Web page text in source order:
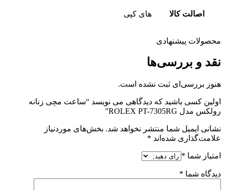
اصالت کالا های کپی
محصولات پیشنهادی
نقد و بررسی‌ها
هنوز بررسی‌ای ثبت نشده است.
اولین کسی باشید که دیدگاهی می نویسد “ساعت مچی زنانه
رولکس مدل ROLEX PT-7305RG”
نشانی ایمیل شما منتشر نخواهد شد. بخش‌های موردنیاز
علامت‌گذاری شده‌اند *
امتیاز شما *
دیدگاه شما *